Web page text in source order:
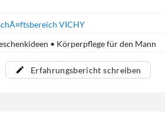
VICHY
• Körperpflege für den Mann
Erfahrungsbericht schreiben